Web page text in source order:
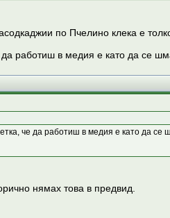
по Пчелино клека е
работиш в медия е като да се
че да работиш в медия е като да
нямах това в предвид.